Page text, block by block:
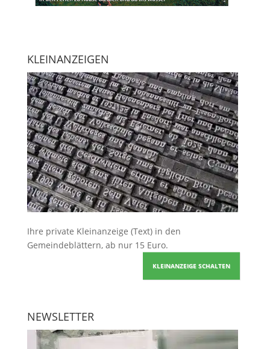
KLEINANZEIGEN
Ihre private Kleinanzeige (Text) in den
Gemeindeblättern, ab nur 15 Euro.
KLEINANZEIGE SCHALTEN
NEWSLETTER